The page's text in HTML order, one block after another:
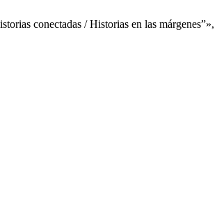
conectadas / Historias en las márgenes”»,